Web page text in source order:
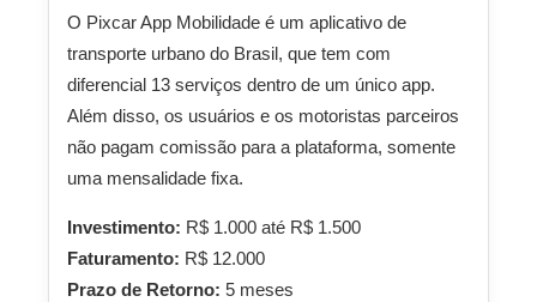
O Pixcar App Mobilidade é um aplicativo de
transporte urbano do Brasil, que tem com
diferencial 13 serviços dentro de um único app.
Além disso, os usuários e os motoristas parceiros
não pagam comissão para a plataforma, somente
uma mensalidade fixa.
Investimento: R$ 1.000 até R$ 1.500
Faturamento: R$ 12.000
Prazo de Retorno: 5 meses